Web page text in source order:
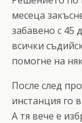
месеца
забавено с 45
всички
помогне на
После след
инстанция го
А тя вече е